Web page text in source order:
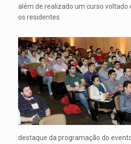
além de realizado um curso voltado
os residentes.
destaque da programação do